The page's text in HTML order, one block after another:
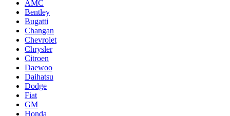
AMC
Bentley
Bugatti
Changan
Chevrolet
Chrysler
Citroen
Daewoo
Daihatsu
Dodge
Fiat
GM
Honda